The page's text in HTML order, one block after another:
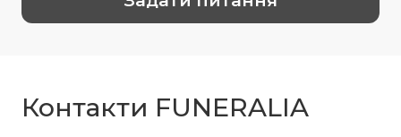
Контакти FUNERALIA